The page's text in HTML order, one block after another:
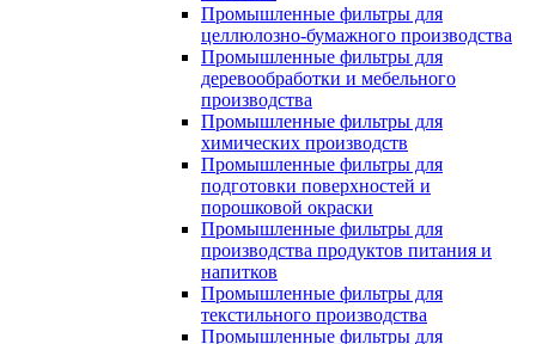
Промышленные фильтры для
целлюлозно-бумажного производства
Промышленные фильтры для
деревообработки и мебельного
производства
Промышленные фильтры для
химических производств
Промышленные фильтры для
подготовки поверхностей и
порошковой окраски
Промышленные фильтры для
производства продуктов питания и
напитков
Промышленные фильтры для
текстильного производства
Промышленные фильтры для